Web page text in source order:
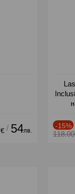
€ / 54лв.
-15%